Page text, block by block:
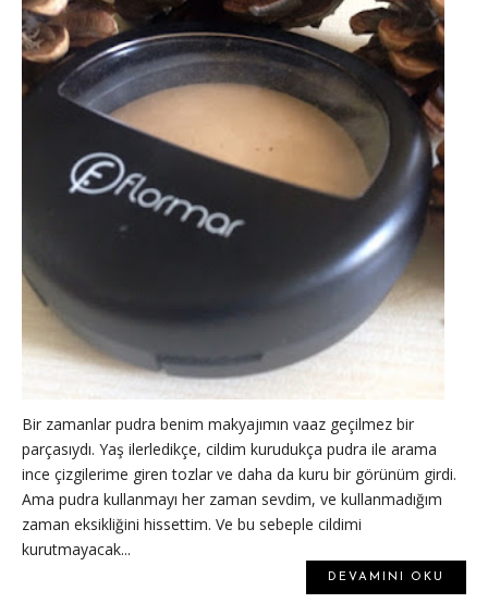
Bir zamanlar pudra benim makyajımın vaaz geçilmez bir
parçasıydı. Yaş ilerledikçe, cildim kurudukça pudra ile arama
ince çizgilerime giren tozlar ve daha da kuru bir görünüm girdi.
Ama pudra kullanmayı her zaman sevdim, ve kullanmadığım
zaman eksikliğini hissettim. Ve bu sebeple cildimi
kurutmayacak...
DEVAMINI OKU